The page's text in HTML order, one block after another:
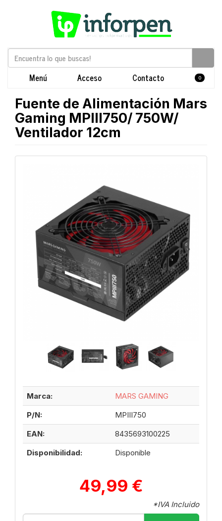
Menú Acceso Contacto 0
Fuente de Alimentación Mars
Gaming MPIII750/ 750W/
Ventilador 12cm
Marca:
MARS GAMING
P/N:
MPIII750
EAN:
8435693100225
Disponibilidad:
Disponible
49,99 €
*IVA Incluido